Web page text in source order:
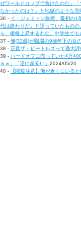
ぜワールドカップで負けたのだ」
なかったのは？」と地獄のような
36 - イ・ジェミョン政権、最初の
代は終わりだ」と語っていたもの
ゃ、価格上昇するわな。中学生でも
37 - 俺(32歳)が職場の9歳年下の女
38 - 正直ザ・ビートルズって過大
39 - ハードオフに売っていた4万
ｗｗ」「逆に超安い」 2024/05/20
40 -
【閲覧注意】俺が近くにいる